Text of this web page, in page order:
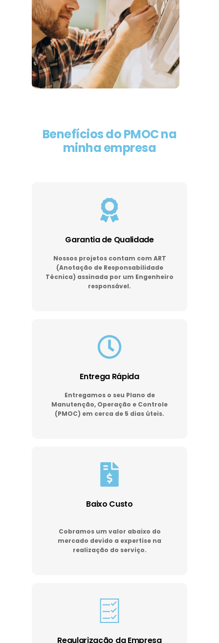
Benefícios do PMOC na
minha empresa
Garantia de Qualidade
Nossos projetos contam com ART
(Anotação de Responsabilidade
Técnica) assinada por um Engenheiro
responsável.
Entrega Rápida
Entregamos o seu Plano de
Manutenção, Operação e Controle
(PMOC) em cerca de 5 dias úteis.
Baixo Custo
Cobramos um valor abaixo do
mercado devido a expertise na
realização do serviço.
Regularização da Empresa